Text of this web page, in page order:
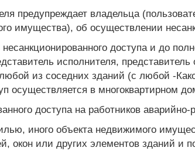
предупреждает владельца
имущества), об осуществлении
доступа и до
исполнителя,
из соседних зданий (с любой -
осуществляется в многоквартирном
доступа на работников
иного объекта недвижимого
окон или других элементов зданий и